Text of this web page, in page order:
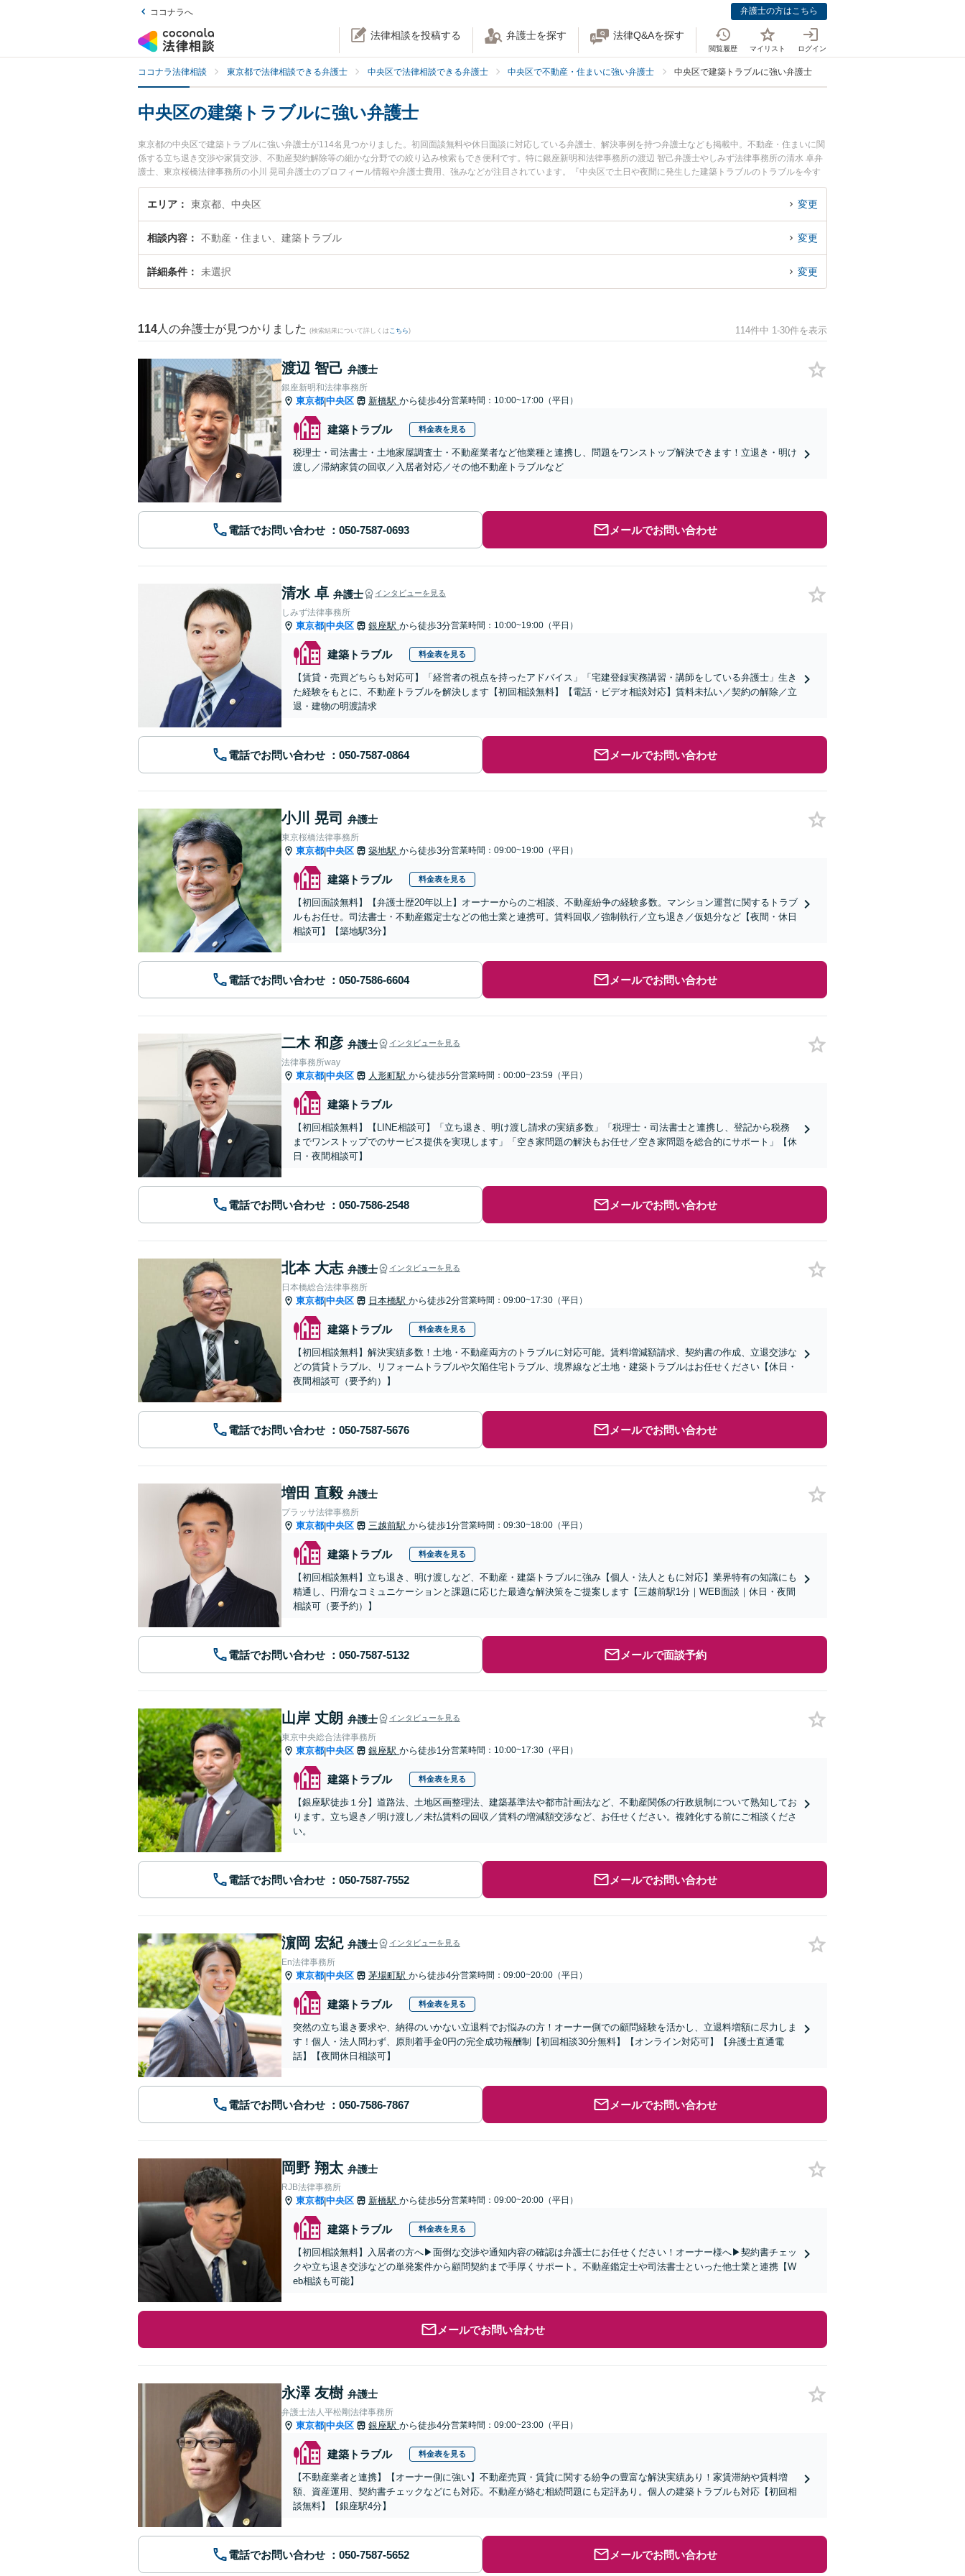
ココナラへ 弁護士の方はこちら
法律相談を投稿する 弁護士を探す 法律Q&Aを探す
閲覧履歴 マイリスト ログイン
ココナラ法律相談 東京都で法律相談できる弁護士 中央区で法律相談できる弁護士 中央区で不動産・住まいに強い弁護士 中央区で建築トラブルに強い弁護士
中央区の建築トラブルに強い弁護士
東京都の中央区で建築トラブルに強い弁護士が114名見つかりました。初回面談無料や休日面談に対応している弁護士、解決事例を持つ弁護士なども掲載中。不動産・住まいに関
係する立ち退き交渉や家賃交渉、不動産契約解除等の細かな分野での絞り込み検索もでき便利です。特に銀座新明和法律事務所の渡辺 智己弁護士やしみず法律事務所の清水 卓弁
護士、東京桜橋法律事務所の小川 晃司弁護士のプロフィール情報や弁護士費用、強みなどが注目されています。『中央区で土日や夜間に発生した建築トラブルのトラブルを今す
ぐに弁護士に相談したい』『建築トラブルのトラブル解決の実績豊富な近くの弁護士を検索したい』『初回相談無料で建築トラブルを法律相談できる中央区内の弁護士に相談予約
したい』などでお困りの相談者さんにおすすめです。
エリア 東京都、中央区 変更
相談内容 不動産・住まい、建築トラブル 変更
詳細条件 未選択 変更
114 人の弁護士が見つかりました (検索結果について詳しくは こちら) 114件中 1-30件を表示
渡辺 智己 弁護士
銀座新明和法律事務所
東京都|中央区 新橋駅 から徒歩4分営業時間：10:00~17:00（平日）
建築トラブル 料金表を見る
税理士・司法書士・土地家屋調査士・不動産業者など他業種と連携し、問題をワンストップ解決できます！立退き・明け
渡し／滞納家賃の回収／入居者対応／その他不動産トラブルなど
電話でお問い合わせ メールでお問い合わせ
清水 卓 弁護士 インタビューを見る
しみず法律事務所
東京都|中央区 銀座駅 から徒歩3分営業時間：10:00~19:00（平日）
建築トラブル 料金表を見る
【賃貸・売買どちらも対応可】「経営者の視点を持ったアドバイス」「宅建登録実務講習・講師をしている弁護士」生き
た経験をもとに、不動産トラブルを解決します【初回相談無料】【電話・ビデオ相談対応】賃料未払い／契約の解除／立
退・建物の明渡請求
電話でお問い合わせ メールでお問い合わせ
小川 晃司 弁護士
東京桜橋法律事務所
東京都|中央区 築地駅 から徒歩3分営業時間：09:00~19:00（平日）
建築トラブル 料金表を見る
【初回面談無料】【弁護士歴20年以上】オーナーからのご相談、不動産紛争の経験多数。マンション運営に関するトラブ
ルもお任せ。司法書士・不動産鑑定士などの他士業と連携可。賃料回収／強制執行／立ち退き／仮処分など【夜間・休日
相談可】【築地駅3分】
電話でお問い合わせ メールでお問い合わせ
二木 和彦 弁護士 インタビューを見る
法律事務所way
東京都|中央区 人形町駅 から徒歩5分営業時間：00:00~23:59（平日）
建築トラブル
【初回相談無料】【LINE相談可】「立ち退き、明け渡し請求の実績多数」「税理士・司法書士と連携し、登記から税務
までワンストップでのサービス提供を実現します」「空き家問題の解決もお任せ／空き家問題を総合的にサポート」【休
日・夜間相談可】
電話でお問い合わせ メールでお問い合わせ
北本 大志 弁護士 インタビューを見る
日本橋総合法律事務所
東京都|中央区 日本橋駅 から徒歩2分営業時間：09:00~17:30（平日）
建築トラブル 料金表を見る
【初回相談無料】解決実績多数！土地・不動産両方のトラブルに対応可能。賃料増減額請求、契約書の作成、立退交渉な
どの賃貸トラブル、リフォームトラブルや欠陥住宅トラブル、境界線など土地・建築トラブルはお任せください【休日・
夜間相談可（要予約）】
電話でお問い合わせ メールでお問い合わせ
増田 直毅 弁護士
プラッサ法律事務所
東京都|中央区 三越前駅 から徒歩1分営業時間：09:30~18:00（平日）
建築トラブル 料金表を見る
【初回相談無料】立ち退き、明け渡しなど、不動産・建築トラブルに強み【個人・法人ともに対応】業界特有の知識にも
精通し、円滑なコミュニケーションと課題に応じた最適な解決策をご提案します【三越前駅1分｜WEB面談｜休日・夜間
相談可（要予約）】
電話でお問い合わせ メールで面談予約
山岸 丈朗 弁護士 インタビューを見る
東京中央総合法律事務所
東京都|中央区 銀座駅 から徒歩1分営業時間：10:00~17:30（平日）
建築トラブル 料金表を見る
【銀座駅徒歩１分】道路法、土地区画整理法、建築基準法や都市計画法など、不動産関係の行政規制について熟知してお
ります。立ち退き／明け渡し／未払賃料の回収／賃料の増減額交渉など、お任せください。複雑化する前にご相談くださ
い。
電話でお問い合わせ メールでお問い合わせ
濵岡 宏紀 弁護士 インタビューを見る
En法律事務所
東京都|中央区 茅場町駅 から徒歩4分営業時間：09:00~20:00（平日）
建築トラブル 料金表を見る
突然の立ち退き要求や、納得のいかない立退料でお悩みの方！オーナー側での顧問経験を活かし、立退料増額に尽力しま
す！個人・法人問わず、原則着手金0円の完全成功報酬制【初回相談30分無料】【オンライン対応可】【弁護士直通電
話】【夜間休日相談可】
電話でお問い合わせ メールでお問い合わせ
岡野 翔太 弁護士
RJB法律事務所
東京都|中央区 新橋駅 から徒歩5分営業時間：09:00~20:00（平日）
建築トラブル 料金表を見る
【初回相談無料】入居者の方へ▶︎面倒な交渉や通知内容の確認は弁護士にお任せください！オーナー様へ▶︎契約書チェッ
クや立ち退き交渉などの単発案件から顧問契約まで手厚くサポート。不動産鑑定士や司法書士といった他士業と連携【W
eb相談も可能】
メールでお問い合わせ
永澤 友樹 弁護士
弁護士法人平松剛法律事務所
東京都|中央区 銀座駅 から徒歩4分営業時間：09:00~23:00（平日）
建築トラブル 料金表を見る
【不動産業者と連携】【オーナー側に強い】不動産売買・賃貸に関する紛争の豊富な解決実績あり！家賃滞納や賃料増
額、資産運用、契約書チェックなどにも対応。不動産が絡む相続問題にも定評あり。個人の建築トラブルも対応【初回相
談無料】【銀座駅4分】
電話でお問い合わせ メールでお問い合わせ